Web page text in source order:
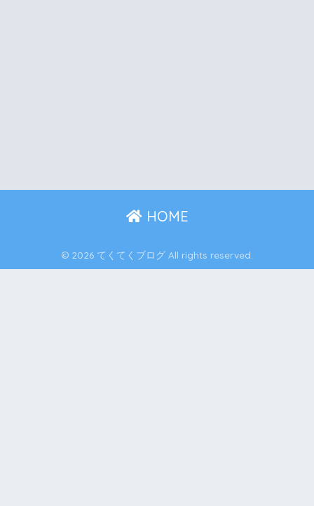
HOME
© 2026 てくてくブログ All rights reserved.